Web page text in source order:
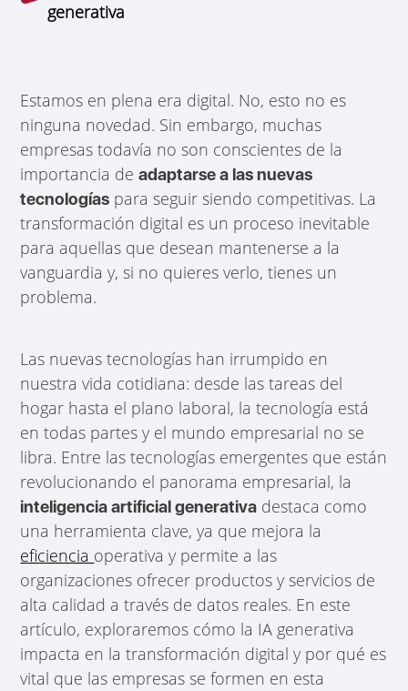
generativa
Estamos en plena era digital. No, esto no es
ninguna novedad. Sin embargo, muchas
empresas todavía no son conscientes de la
importancia deadaptarse a las nuevas
tecnologías para seguir siendo competitivas. La
transformación digital es un proceso inevitable
para aquellas que desean mantenerse a la
vanguardia y, si no quieres verlo, tienes un
problema.
Las nuevas tecnologías han irrumpido en
nuestra vida cotidiana: desde las tareas del
hogar hasta el plano laboral, la tecnología está
en todas partes y el mundo empresarial no se
libra. Entre las tecnologías emergentes que están
revolucionando el panorama empresarial, la
inteligencia artificial generativa destaca como
una herramienta clave, ya que mejora la
eficiencia operativa y permite a las
organizaciones ofrecer productos y servicios de
alta calidad a través de datos reales. En este
artículo, exploraremos cómo la IA generativa
impacta en la transformación digital y por qué es
vital que las empresas se formen en esta